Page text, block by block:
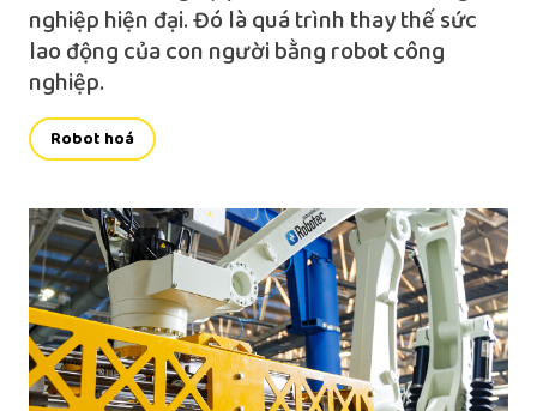
nghiệp hiện đại. Đó là quá trình thay thế sức
lao động của con người bằng robot công
nghiệp.
Robot hoá